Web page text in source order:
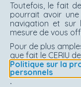
Toutefois, le fait
pourrait avoir
navigation et sur
mesure de vous
Pour de plus
que fait le CERIU
Politique sur la
personnels
.